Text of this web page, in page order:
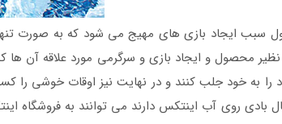
سبب ایجاد بازی های مهیج می شود که به صورت
محصول و ایجاد بازی و سرگرمی مورد علاقه آن ها
را به خود جلب کنند و در نهایت نیز اوقات خوشی
بادی روی آب اینتکس دارند می توانند به فروشگاه